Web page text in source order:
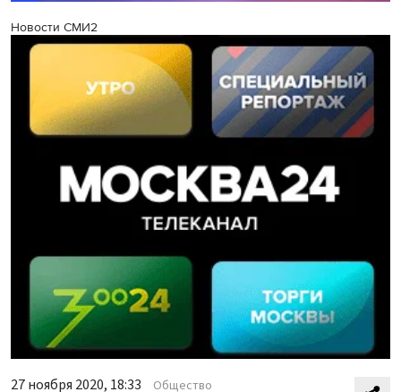
Новости СМИ2
27 ноября 2020, 18:33 Общество